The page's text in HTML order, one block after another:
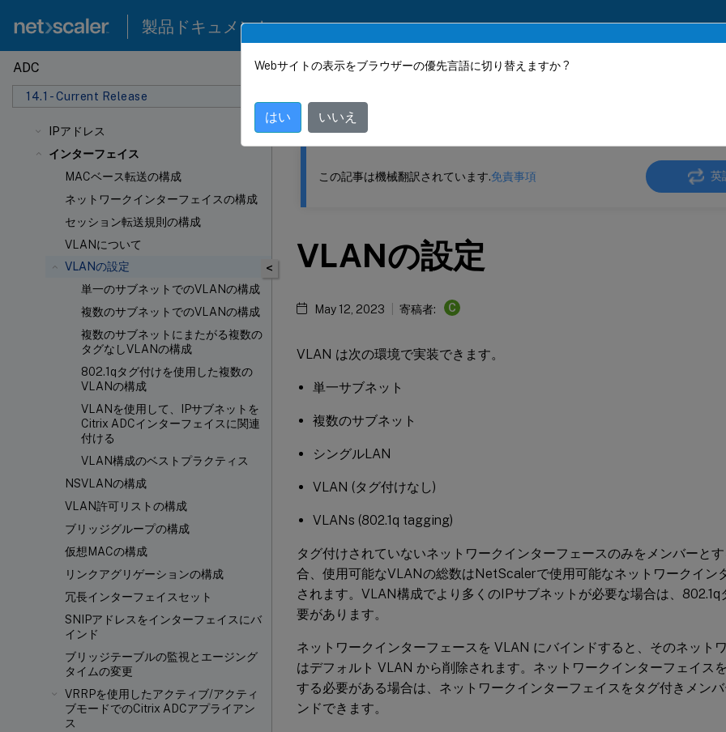
製品ドキュメント
ADC
14.1 - Current Release
IPアドレス
インターフェイス
MACベース転送の構成
ネットワークインターフェイスの構成
セッション転送規則の構成
VLANについて
VLANの設定
単一のサブネットでのVLANの構成
複数のサブネットでのVLANの構成
複数のサブネットにまたがる複数の
タグなしVLANの構成
802.1qタグ付けを使用した複数の
VLANの構成
VLANを使用して、IPサブネットを
Citrix ADCインターフェイスに関連
付ける
VLAN構成のベストプラクティス
NSVLANの構成
VLAN許可リストの構成
ブリッジグループの構成
仮想MACの構成
リンクアグリゲーションの構成
冗長インターフェイスセット
SNIPアドレスをインターフェイスにバ
インド
ブリッジテーブルの監視とエージング
タイムの変更
VRRPを使用したアクティブ/アクティ
ブモードでのCitrix ADCアプライアン
ス
このコンテンツは動的に機械翻訳されています。
NetScaler
<
この記事は機械翻訳されています.免責事項 英
VLANの設定
May 12, 2023 寄稿者: C
VLAN は次の環境で実装できます。
単一サブネット
複数のサブネット
シングルLAN
VLAN (タグ付けなし)
VLANs (802.1q tagging)
タグ付けされていないネットワークインターフェースのみをメンバーと
合、使用可能なVLANの総数はNetScalerで使用可能なネットワークイン
されます。VLAN構成でより多くのIPサブネットが必要な場合は、802.1q
要があります。
ネットワークインターフェースを VLAN にバインドすると、そのネット
はデフォルト VLAN から削除されます。ネットワークインターフェイス
する必要がある場合は、ネットワークインターフェイスをタグ付きメン
ンドできます。
Webサイトの表示をブラウザーの優先言語に切り替えますか ?
はい いいえ